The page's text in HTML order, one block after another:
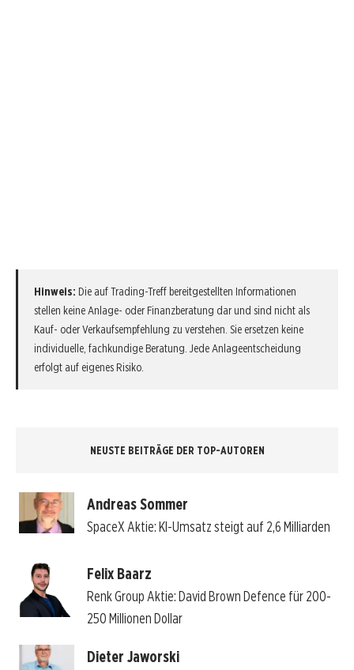
Hinweis: Die auf Trading-Treff bereitgestellten Informationen
stellen keine Anlage- oder Finanzberatung dar und sind nicht als
Kauf- oder Verkaufsempfehlung zu verstehen. Sie ersetzen keine
individuelle, fachkundige Beratung. Jede Anlageentscheidung
erfolgt auf eigenes Risiko.
NEUSTE BEITRÄGE DER TOP-AUTOREN
Andreas Sommer
SpaceX Aktie: KI-Umsatz steigt auf 2,6 Milliarden
Felix Baarz
Renk Group Aktie: David Brown Defence für 200-
250 Millionen Dollar
Dieter Jaworski